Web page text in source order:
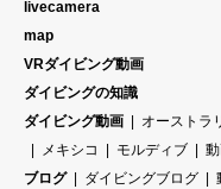
livecamera
map
VRダイビング動画
ダイビングの知識
ダイビング動画
オーストラ
メキシコ
モルディブ
ブログ
ダイビングブログ